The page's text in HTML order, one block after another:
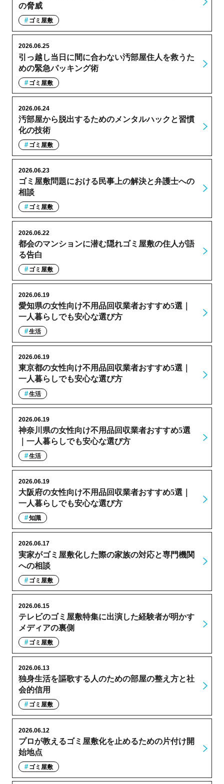
の脅威
ゴミ屋敷
引っ越し当日に間に合わない汚部屋住人を救うた
めの緊急パッキング術
2026.06.25
ゴミ屋敷
汚部屋から脱出するためのメンタルハックと習慣
化の技術
2026.06.24
ゴミ屋敷
ゴミ屋敷問題における民事上の解決と弁護士への
相談
2026.06.23
ゴミ屋敷
都会のマンションに潜む隠れゴミ屋敷の住人が語
る告白
2026.06.22
ゴミ屋敷
愛知県の女性向け不用品回収業者おすすめ5選｜
一人暮らしでも安心な選び方
2026.06.19
生活
東京都の女性向け不用品回収業者おすすめ5選｜
一人暮らしでも安心な選び方
2026.06.19
生活
神奈川県の女性向け不用品回収業者おすすめ5選
｜一人暮らしでも安心な選び方
2026.06.19
生活
大阪府の女性向け不用品回収業者おすすめ5選｜
一人暮らしでも安心な選び方
2026.06.19
知識
実家がゴミ屋敷化した際の家族の対応と専門機関
への相談
2026.06.17
ゴミ屋敷
テレビのゴミ屋敷特集に出演した経験者が明かす
メディアの裏側
2026.06.15
ゴミ屋敷
独身生活を謳歌する人のための部屋の整え方と社
会的信用
2026.06.13
ゴミ屋敷
プロが教えるゴミ屋敷化を止めるための片付け開
始地点
2026.06.12
ゴミ屋敷